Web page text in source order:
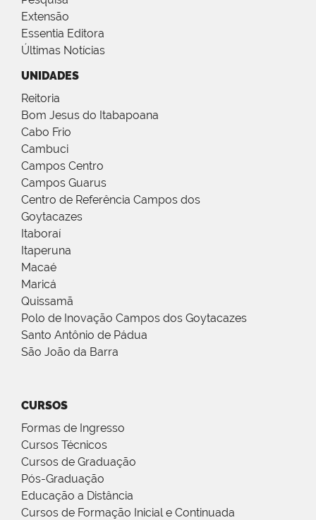
Extensão
Essentia Editora
Últimas Notícias
UNIDADES
Reitoria
Bom Jesus do Itabapoana
Cabo Frio
Cambuci
Campos Centro
Campos Guarus
Centro de Referência Campos dos
Goytacazes
Itaboraí
Itaperuna
Macaé
Maricá
Quissamã
Polo de Inovação Campos dos Goytacazes
Santo Antônio de Pádua
São João da Barra
CURSOS
Formas de Ingresso
Cursos Técnicos
Cursos de Graduação
Pós-Graduação
Educação a Distância
Cursos de Formação Inicial e Continuada